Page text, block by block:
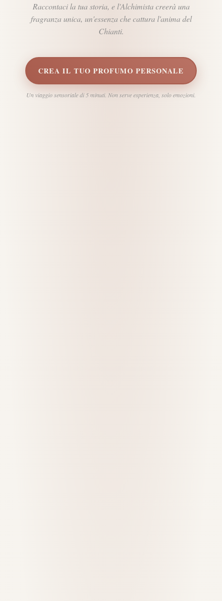
Raccontaci la tua storia, e l'Alchimista creerà una
fragranza unica, un'essenza che cattura l'anima del
Chianti.
CREA IL TUO PROFUMO PERSONALE
Un viaggio sensoriale di 5 minuti. Non serve esperienza, solo emozioni.